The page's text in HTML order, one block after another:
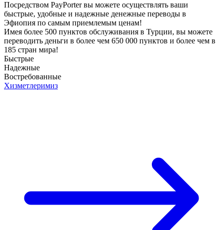
Посредством PayPorter вы можете осуществлять ваши
быстрые, удобные и надежные денежные переводы в
Эфиопия по самым приемлемым ценам!
Имея более 500 пунктов обслуживания в Турции, вы можете
переводить деньги в более чем 650 000 пунктов и более чем в
185 стран мира!
Быстрые
Надежные
Востребованные
Хизметлеримиз